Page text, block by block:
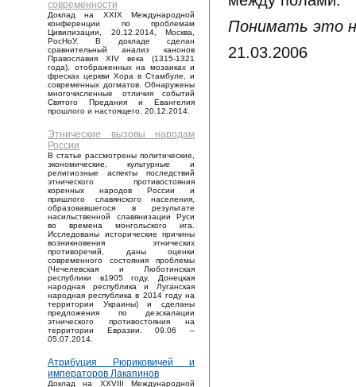
современности
Доклад на XXIX Международной
конференции по проблемам
Цивилизации, 20.12.2014, Москва,
РосНоУ. В докладе сделан
сравнительный анализ канонов
Православия XIV века (1315-1321
года), отображенных на мозаиках и
фресках церкви Хора в Стамбуле, и
современных догматов. Обнаружены
многочисленные отличия событий
Святого Предания и Евангелия
прошлого и настоящего. 20.12.2014.
Этнические вызовы народам
России
В статье рассмотрены политические,
экономические, культурные и
религиозные аспекты последствий
этнического противостояния
коренных народов России и
пришлого славянского населения,
образовавшегося в результате
насильственной славянизации Руси
во времена монгольского ига.
Исследованы исторические причины
возникновения этнических
противоречий, даны оценки
современного состояния проблемы
(Чечелевская и Люботинская
республики в1905 году, Донецкая
народная республика и Луганская
народная республика в 2014 году на
территории Украины) и сделаны
предложения по деэскалации
этнического противостояния на
территории Евразии. 09.06 –
05.07.2014.
Атрибуция Рюриковичей и
императоров Лакапинов
Доклад на XXVIII Международной
Понимать это
21.03.2006